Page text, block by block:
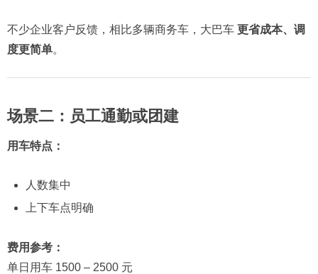
不少企业客户反馈，相比多辆商务车，大巴车 更省成本、调
度更简单。
场景二：员工通勤或团建
用车特点：
人数集中
上下车点明确
费用参考：
单日用车 1500 – 2500 元